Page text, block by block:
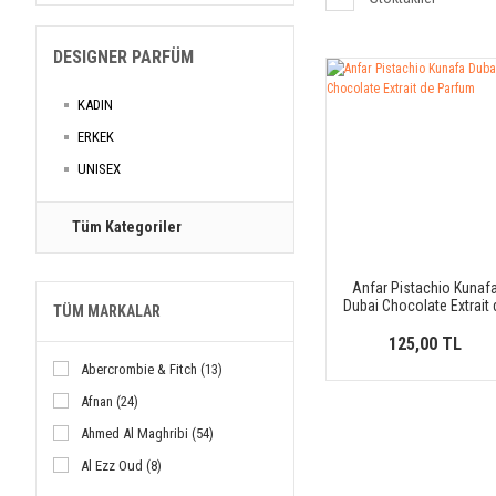
DESIGNER PARFÜM
KADIN
ERKEK
UNISEX
Tüm Kategoriler
TÜM MARKALAR
Abercrombie & Fitch (13)
Afnan (24)
Ahmed Al Maghribi (54)
Al Ezz Oud (8)
Anfar Pistachio
Dubai Chocolate Extrait
125,00 TL